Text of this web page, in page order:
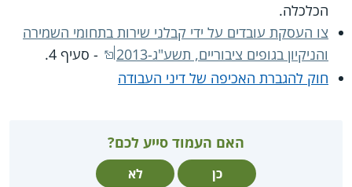
הכלכלה.
צו העסקת עובדים על ידי קבלני שירות בתחומי השמירה
והניקיון בגופים ציבוריים, תשע"ג-2013
- סעיף 4.
חוק להגברת האכיפה של דיני העבודה
האם העמוד סייע לכם?
כן לא